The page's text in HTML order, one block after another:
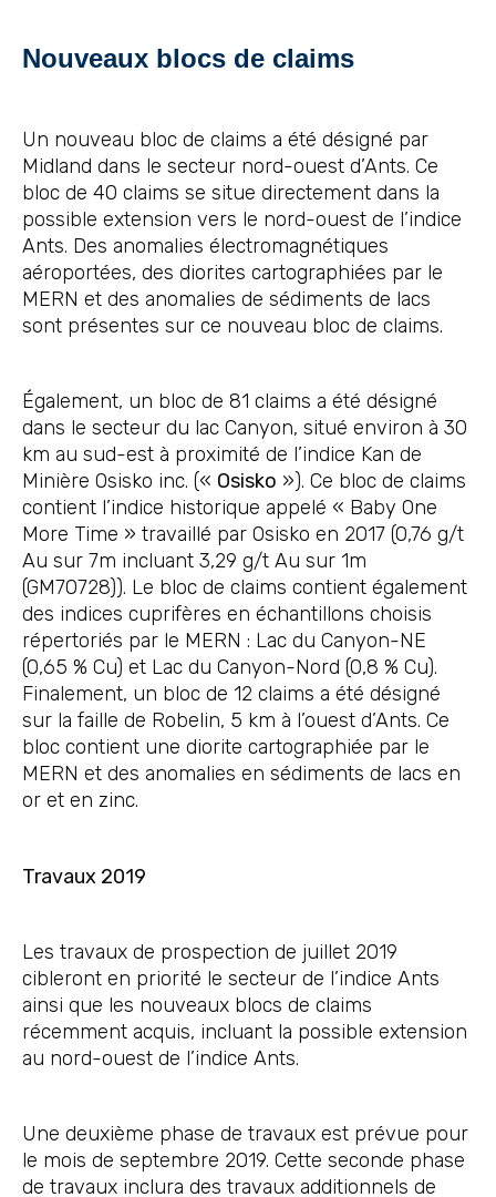
Nouveaux blocs de claims
Un nouveau bloc de claims a été désigné par
Midland dans le secteur nord-ouest d’Ants. Ce
bloc de 40 claims se situe directement dans la
possible extension vers le nord-ouest de l’indice
Ants. Des anomalies électromagnétiques
aéroportées, des diorites cartographiées par le
MERN et des anomalies de sédiments de lacs
sont présentes sur ce nouveau bloc de claims.
Également, un bloc de 81 claims a été désigné
dans le secteur du lac Canyon, situé environ à 30
km au sud-est à proximité de l’indice Kan de
Minière Osisko inc. (« Osisko »). Ce bloc de claims
contient l’indice historique appelé « Baby One
More Time » travaillé par Osisko en 2017 (0,76 g/t
Au sur 7m incluant 3,29 g/t Au sur 1m
(GM70728)). Le bloc de claims contient également
des indices cuprifères en échantillons choisis
répertoriés par le MERN : Lac du Canyon-NE
(0,65 % Cu) et Lac du Canyon-Nord (0,8 % Cu).
Finalement, un bloc de 12 claims a été désigné
sur la faille de Robelin, 5 km à l’ouest d’Ants. Ce
bloc contient une diorite cartographiée par le
MERN et des anomalies en sédiments de lacs en
or et en zinc.
Travaux 2019
Les travaux de prospection de juillet 2019
cibleront en priorité le secteur de l’indice Ants
ainsi que les nouveaux blocs de claims
récemment acquis, incluant la possible extension
au nord-ouest de l’indice Ants.
Une deuxième phase de travaux est prévue pour
le mois de septembre 2019. Cette seconde phase
de travaux inclura des travaux additionnels de